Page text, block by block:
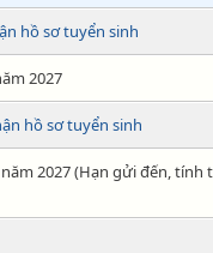
hồ sơ tuyển sinh
2027
hồ sơ tuyển sinh
2027 (Hạn gửi đến, tính